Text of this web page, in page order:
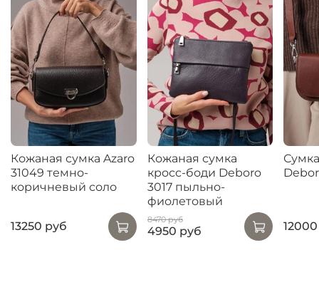
Кожаная сумка Azaro
31049 темно-
коричневый соло
13250 руб
Кожаная сумка
кросс-боди Deboro
3017 пыльно-
фиолетовый
8470 руб
4950 руб